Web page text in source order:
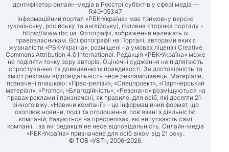
Ідентифікатор онлайн-медіа в Реєстрі суб’єктів у сфері медіа —
R40-05347
Інформаційний портал «РБК-Україна» має тримовну версію
(українську, російську та англійську), головна сторінка порталу -
https://www.rbc.ua. Фотографії, зображення належать їх
правовласникам. Всі фотографії на Порталі, авторами яких є
журналісти «РБК-Україна», розміщені на умовах ліцензії Creative
Commons Attribution 4.0 International. Редакція «РБК-Україна» може
не поділяти точку зору авторів. Оціночні судження не підлягають
спростуванню та доведенню їх правдивості. За достовірність та
зміст реклами відповідальність несе рекламодавець. Матеріали,
позначені плашкою: «Прес-релізи», «Спецпроект», «Партнерський
матеріал», «Promo», «Благодійність», «Резонанс» розміщуються на
правах реклами і призначені, як правило, для осіб, які досягли 21-
річного віку. «Новини компанії» - це інформаційний формат, що
охоплює новини, події та оголошення, пов'язані з діяльністю
компаній, базуються на пресрелізах, які випускають самі
компанії, і за які редакція не несе відповідальність. Онлайн-медіа
«РБК-Україна» призначене для осіб віком від 21 року.
© ТОВ «УБТ», 2006-2026.